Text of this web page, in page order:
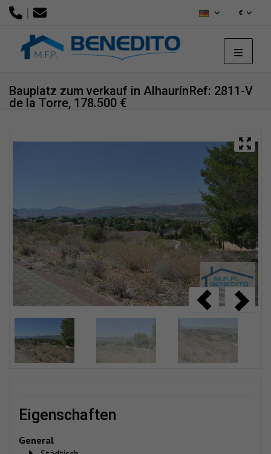
| €
Ref: 2811-V
Bauplatz zum verkauf in Alhaurín
de la Torre, 178.500 €
eigenschaften
General